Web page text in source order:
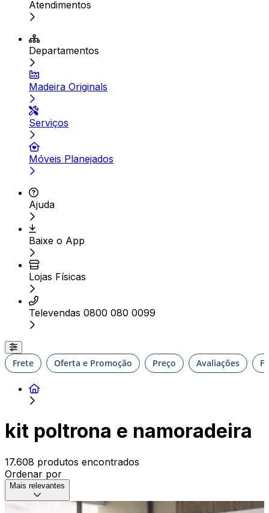
Atendimentos
Departamentos
Madeira Originals
Serviços
Móveis Planejados
Ajuda
Baixe o App
Lojas Físicas
Televendas 0800 080 0099
Frete Oferta e Promoção Preço Avaliações
kit poltrona e namoradeira
17.608 produtos encontrados
Ordenar por
Mais relevantes